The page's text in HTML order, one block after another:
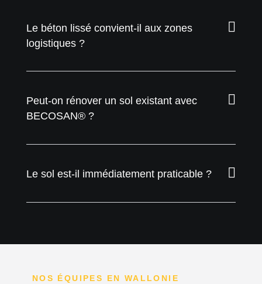
Le béton lissé convient-il aux zones
logistiques ?
Peut-on rénover un sol existant avec
BECOSAN® ?
Le sol est-il immédiatement praticable ?
NOS ÉQUIPES EN WALLONIE